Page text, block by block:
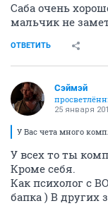
Саба очень
мальчик не
ОТВЕТИТЬ
Сэймэй
25 января
У Вас чета много
У всех то ты
Кроме себя.
Как психолог с
бапка ) В других